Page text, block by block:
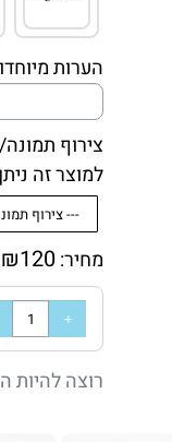
הערות
צירוף
למוצר זה
מחיר: ₪120
רוצה להיות